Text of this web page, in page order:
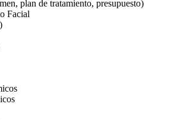
plan de tratamiento, presupuesto)
Facial